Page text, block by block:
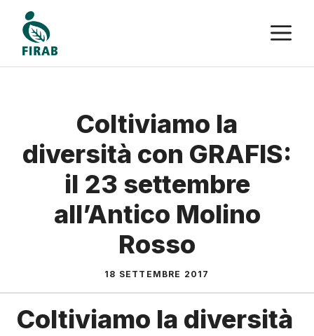
contenuto
Coltiviamo la
diversità con GRAFIS:
il 23 settembre
all’Antico Molino
Rosso
18 SETTEMBRE 2017
Coltiviamo la diversità